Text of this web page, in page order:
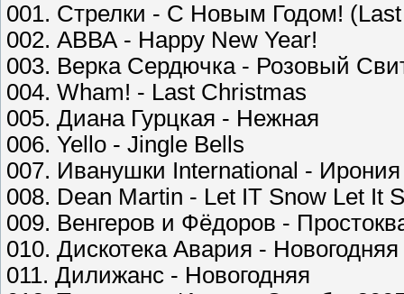
001. Стрелки - С Новым Годом!
002. АВВА - Happy New Year!
003. Верка Сердючка - Розовый
004. Wham! - Last Christmas
005. Диана Гурцкая - Нежная
006. Yello - Jingle Bells
007. Иванушки International -
008. Dean Martin - Let IT Snow Let It
009. Венгеров и Фёдоров -
010. Дискотека Авария - Новогодняя
011. Дилижанс - Новогодняя